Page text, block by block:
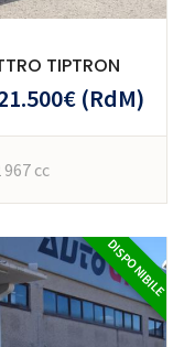
TIPTRON
(RdM)
967 cc
DISPONIBILE